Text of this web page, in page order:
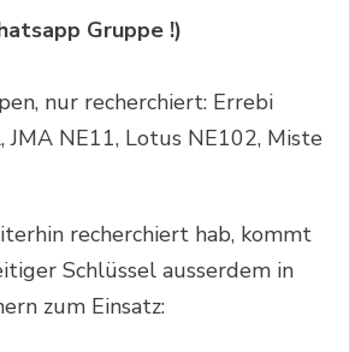
Gruppe !)
nur recherchiert: Errebi
JMA NE11, Lotus NE102, Miste
recherchiert hab, kommt
Schlüssel ausserdem in
zum Einsatz: